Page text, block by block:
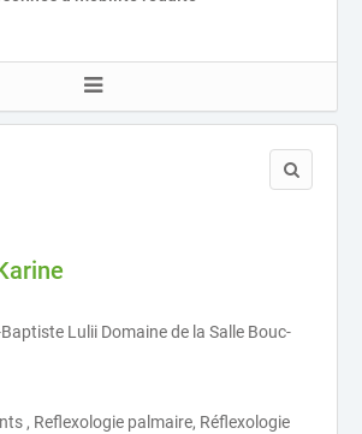
Lulii Domaine de la Salle Bouc-
, Reflexologie palmaire, Réflexologie